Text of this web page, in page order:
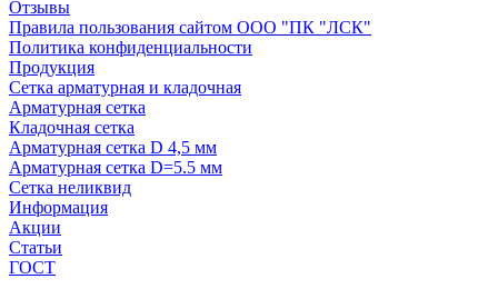
Отзывы
Правила пользования сайтом ООО "ПК "ЛСК"
Политика конфиденциальности
Продукция
Сетка арматурная и кладочная
Арматурная сетка
Кладочная сетка
Арматурная сетка D 4,5 мм
Арматурная сетка D=5.5 мм
Сетка неликвид
Информация
Акции
Статьи
ГОСТ